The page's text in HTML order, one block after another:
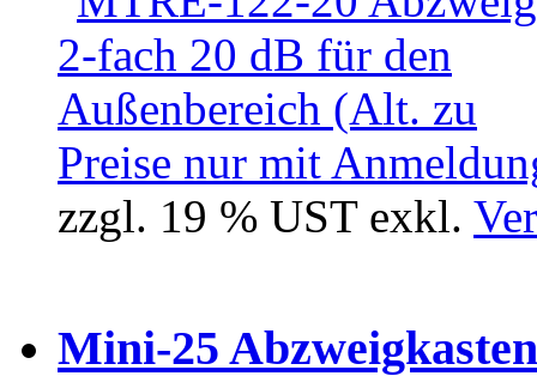
Preise nur mit
zzgl. 19 % UST exkl.
Mini-25